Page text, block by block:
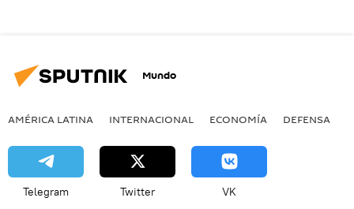
Mundo
AMÉRICA LATINA INTERNACIONAL ECONOMÍA DEFENSA
Telegram Twitter VK